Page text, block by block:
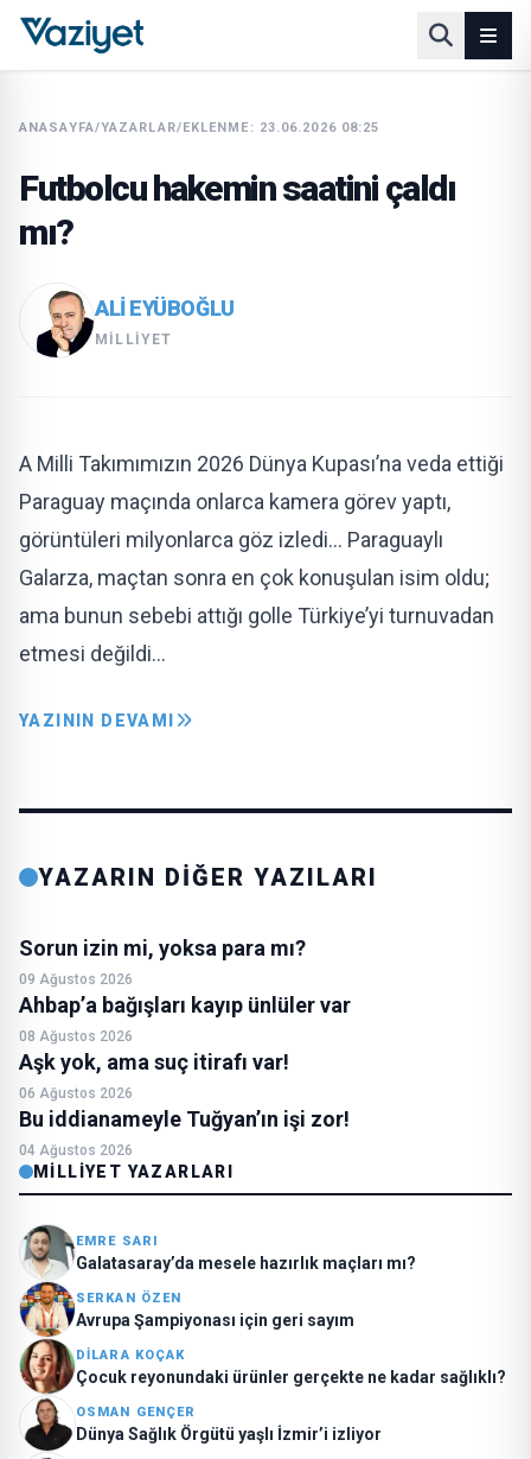
ANASAYFA/YAZARLAR/EKLENME: 23.06.2026 08:25
Futbolcu hakemin saatini çaldı
mı?
ALI EYÜBOĞLU
MILLIYET
A Milli Takımımızın 2026 Dünya Kupası’na veda ettiği
Paraguay maçında onlarca kamera görev yaptı,
görüntüleri milyonlarca göz izledi… Paraguaylı
Galarza, maçtan sonra en çok konuşulan isim oldu;
ama bunun sebebi attığı golle Türkiye’yi turnuvadan
etmesi değildi…
YAZININ DEVAMI
YAZARIN DİĞER YAZILARI
Sorun izin mi, yoksa para mı?
09 Ağustos 2026
Ahbap’a bağışları kayıp ünlüler var
08 Ağustos 2026
Aşk yok, ama suç itirafı var!
06 Ağustos 2026
Bu iddianameyle Tuğyan’ın işi zor!
04 Ağustos 2026
MILLIYET YAZARLARI
EMRE SARI
Galatasaray’da mesele hazırlık maçları mı?
SERKAN ÖZEN
Avrupa Şampiyonası için geri sayım
DILARA KOÇAK
Çocuk reyonundaki ürünler gerçekte ne kadar sağlıklı?
OSMAN GENÇER
Dünya Sağlık Örgütü yaşlı İzmir’i izliyor